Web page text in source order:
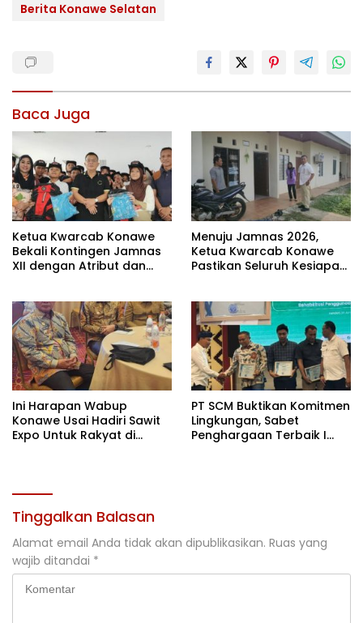
Berita Konawe Selatan
Baca Juga
Ketua Kwarcab Konawe
Bekali Kontingen Jamnas
XII dengan Atribut dan
Menuju Jamnas 2026,
Ketua Kwarcab Konawe
Pastikan Seluruh Kesiapan
Ini Harapan Wabup
Konawe Usai Hadiri Sawit
Expo Untuk Rakyat di
PT SCM Buktikan Komitmen
Lingkungan, Sabet
Penghargaan Terbaik I
Tinggalkan Balasan
Alamat email Anda tidak akan dipublikasikan. Ruas yang
wajib ditandai *